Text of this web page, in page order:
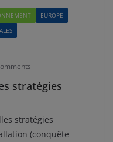
EUROPE
stratégies
stratégies
(conquête